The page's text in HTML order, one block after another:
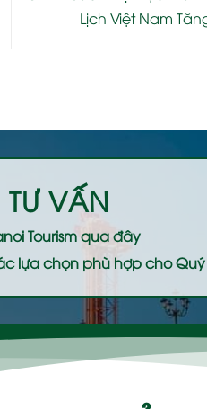
Lịch Việt Nam
VẤN
Tourismqua đây
lựa chọn phù hợp cho